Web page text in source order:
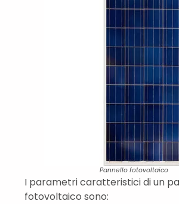
Pannello fotovoltaico
I parametri caratteristici di un
fotovoltaico sono: